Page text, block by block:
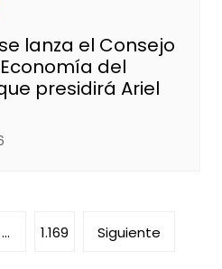
lanza el Consejo
del
presidirá Ariel
… 1.169 Siguiente